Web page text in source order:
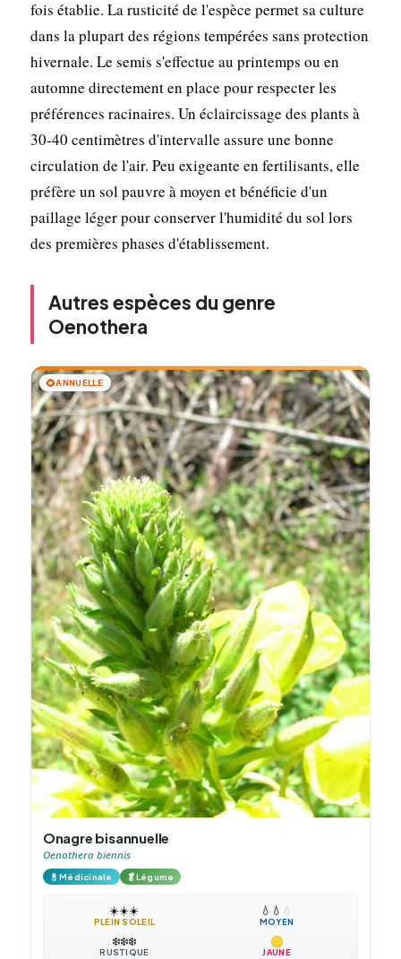
fois établie. La rusticité de l'espèce permet sa culture
dans la plupart des régions tempérées sans protection
hivernale. Le semis s'effectue au printemps ou en
automne directement en place pour respecter les
préférences racinaires. Un éclaircissage des plants à
30-40 centimètres d'intervalle assure une bonne
circulation de l'air. Peu exigeante en fertilisants, elle
préfère un sol pauvre à moyen et bénéficie d'un
paillage léger pour conserver l'humidité du sol lors
des premières phases d'établissement.
Autres espèces du genre
Oenothera
🌻ANNUELLE
Onagre bisannuelle
Oenothera biennis
💊Médicinale 🥬Légume
☀️☀️☀️
PLEIN SOLEIL
💧 💧 💧
MOYEN
❄️❄️❄️
RUSTIQUE JAUNE